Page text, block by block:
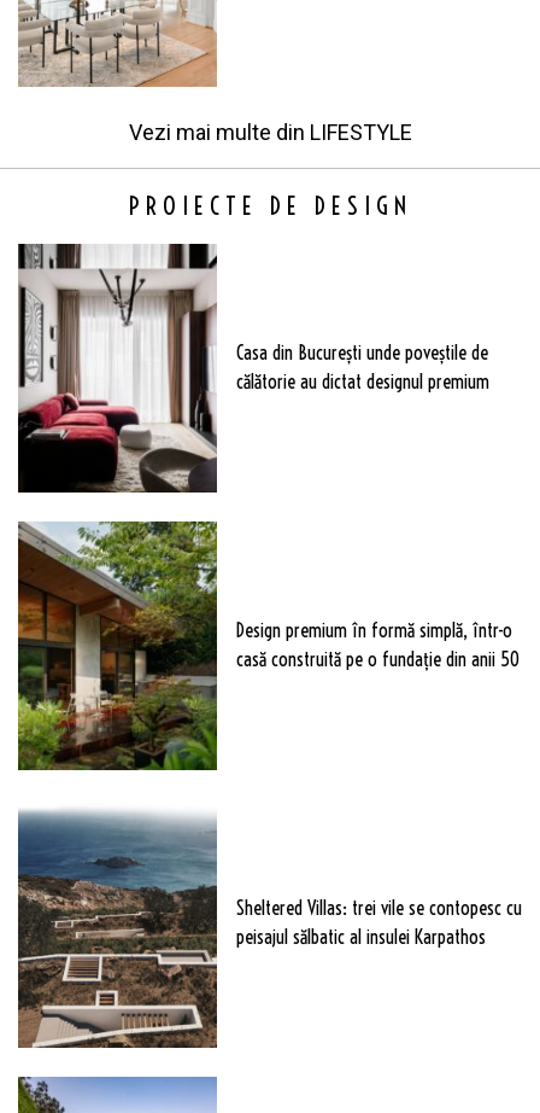
Vezi mai multe din LIFESTYLE
PROIECTE DE DESIGN
Casa din București unde poveștile de
călătorie au dictat designul premium
Design premium în formă simplă, într-o
casă construită pe o fundație din anii 50
Sheltered Villas: trei vile se contopesc cu
peisajul sălbatic al insulei Karpathos